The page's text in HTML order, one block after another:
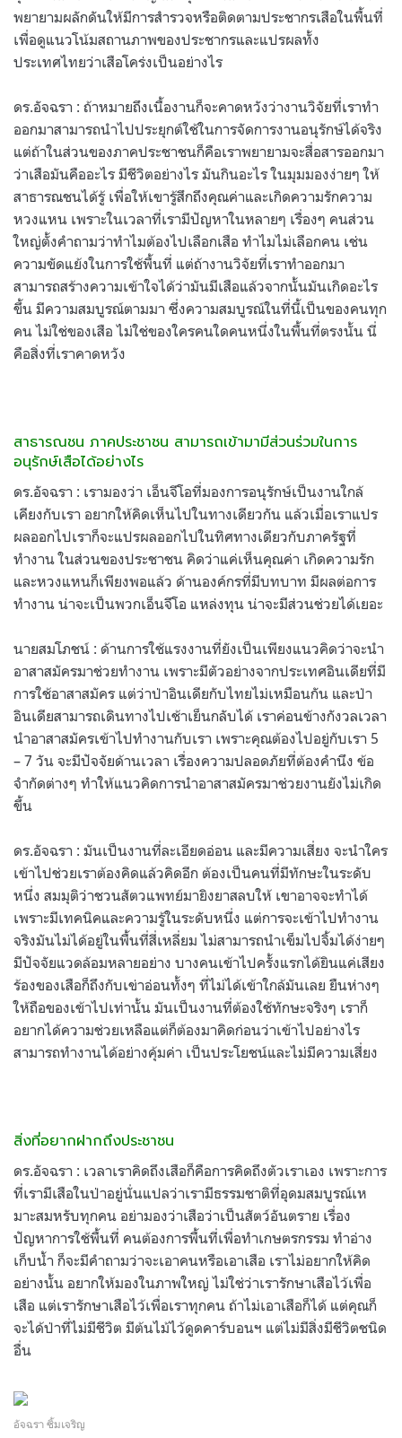
พยายามผลักดันให้มีการสำรวจหรือติดตามประชากรเสือในพื้นที่
เพื่อดูแนวโน้มสถานภาพของประชากรและแปรผลทั้ง
ประเทศไทยว่าเสือโคร่งเป็นอย่างไร
ดร.อัจฉรา : ถ้าหมายถึงเนื้องานก็จะคาดหวังว่างานวิจัยที่เราทำ
ออกมาสามารถนำไปประยุกต์ใช้ในการจัดการงานอนุรักษ์ได้จริง
แต่ถ้าในส่วนของภาคประชาชนก็คือเราพยายามจะสื่อสารออกมา
ว่าเสือมันคืออะไร มีชีวิตอย่างไร มันกินอะไร ในมุมมองง่ายๆ ให้
สาธารณชนได้รู้ เพื่อให้เขารู้สึกถึงคุณค่าและเกิดความรักความ
หวงแหน เพราะในเวลาที่เรามีปัญหาในหลายๆ เรื่องๆ คนส่วน
ใหญ่ตั้งคำถามว่าทำไมต้องไปเลือกเสือ ทำไมไม่เลือกคน เช่น
ความขัดแย้งในการใช้พื้นที่ แต่ถ้างานวิจัยที่เราทำออกมา
สามารถสร้างความเข้าใจได้ว่ามันมีเสือแล้วจากนั้นมันเกิดอะไร
ขึ้น มีความสมบูรณ์ตามมา ซึ่งความสมบูรณ์ในที่นี้เป็นของคนทุก
คน ไม่ใช่ของเสือ ไม่ใช่ของใครคนใดคนหนึ่งในพื้นที่ตรงนั้น นี่
คือสิ่งที่เราคาดหวัง
สาธารณชน ภาคประชาชน สามารถเข้ามามีส่วนร่วมในการ
อนุรักษ์เสือได้อย่างไร
ดร.อัจฉรา : เรามองว่า เอ็นจีโอที่มองการอนุรักษ์เป็นงานใกล้
เคียงกับเรา อยากให้คิดเห็นไปในทางเดียวกัน แล้วเมื่อเราแปร
ผลออกไปเราก็จะแปรผลออกไปในทิศทางเดียวกับภาครัฐที่
ทำงาน ในส่วนของประชาชน คิดว่าแค่เห็นคุณค่า เกิดความรัก
และหวงแหนก็เพียงพอแล้ว ด้านองค์กรที่มีบทบาท มีผลต่อการ
ทำงาน น่าจะเป็นพวกเอ็นจีโอ แหล่งทุน น่าจะมีส่วนช่วยได้เยอะ
นายสมโภชน์ : ด้านการใช้แรงงานที่ยังเป็นเพียงแนวคิดว่าจะนำ
อาสาสมัครมาช่วยทำงาน เพราะมีตัวอย่างจากประเทศอินเดียที่มี
การใช้อาสาสมัคร แต่ว่าป่าอินเดียกับไทยไม่เหมือนกัน และป่า
อินเดียสามารถเดินทางไปเช้าเย็นกลับได้ เราค่อนข้างกังวลเวลา
นำอาสาสมัครเข้าไปทำงานกับเรา เพราะคุณต้องไปอยู่กับเรา 5
– 7 วัน จะมีปัจจัยด้านเวลา เรื่องความปลอดภัยที่ต้องคำนึง ข้อ
จำกัดต่างๆ ทำให้แนวคิดการนำอาสาสมัครมาช่วยงานยังไม่เกิด
ขึ้น
ดร.อัจฉรา : มันเป็นงานที่ละเอียดอ่อน และมีความเสี่ยง จะนำใคร
เข้าไปช่วยเราต้องคิดแล้วคิดอีก ต้องเป็นคนที่มีทักษะในระดับ
หนึ่ง สมมุติว่าชวนสัตวแพทย์มายิงยาสลบให้ เขาอาจจะทำได้
เพราะมีเทคนิคและความรู้ในระดับหนึ่ง แต่การจะเข้าไปทำงาน
จริงมันไม่ได้อยู่ในพื้นที่สี่เหลี่ยม ไม่สามารถนำเข็มไปจิ้มได้ง่ายๆ
มีปัจจัยแวดล้อมหลายอย่าง บางคนเข้าไปครั้งแรกได้ยินแค่เสียง
ร้องของเสือก็ถึงกับเข่าอ่อนทั้งๆ ที่ไม่ได้เข้าใกล้มันเลย ยืนห่างๆ
ให้ถือของเข้าไปเท่านั้น มันเป็นงานที่ต้องใช้ทักษะจริงๆ เราก็
อยากได้ความช่วยเหลือแต่ก็ต้องมาคิดก่อนว่าเข้าไปอย่างไร
สามารถทำงานได้อย่างคุ้มค่า เป็นประโยชน์และไม่มีความเสี่ยง
สิ่งที่อยากฝากถึงประชาชน
ดร.อัจฉรา : เวลาเราคิดถึงเสือก็คือการคิดถึงตัวเราเอง เพราะการ
ที่เรามีเสือในป่าอยู่นั่นแปลว่าเรามีธรรมชาติที่อุดมสมบูรณ์เห
มาะสมหรับทุกคน อย่ามองว่าเสือว่าเป็นสัตว์อันตราย เรื่อง
ปัญหาการใช้พื้นที่ คนต้องการพื้นที่เพื่อทำเกษตรกรรม ทำอ่าง
เก็บน้ำ ก็จะมีคำถามว่าจะเอาคนหรือเอาเสือ เราไม่อยากให้คิด
อย่างนั้น อยากให้มองในภาพใหญ่ ไม่ใช่ว่าเรารักษาเสือไว้เพื่อ
เสือ แต่เรารักษาเสือไว้เพื่อเราทุกคน ถ้าไม่เอาเสือก็ได้ แต่คุณก็
จะได้ป่าที่ไม่มีชีวิต มีต้นไม้ไว้ดูดคาร์บอนฯ แต่ไม่มีสิ่งมีชีวิตชนิด
อื่น
อัจฉรา ซิ้มเจริญ